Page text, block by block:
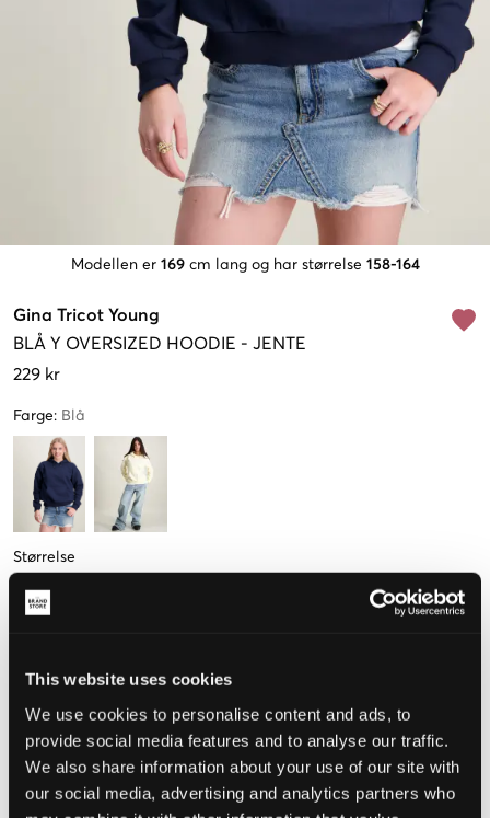
This website uses cookies
We use cookies to personalise content and ads, to
provide social media features and to analyse our traffic.
We also share information about your use of our site with
our social media, advertising and analytics partners who
Modellen er 169 cm lang og har størrelse 158-164
Gina Tricot Young
BLÅ Y OVERSIZED HOODIE - JENTE
229 kr
Farge: Blå
Størrelse
134-140
Liten Riktig
STØRRELSESTABELL